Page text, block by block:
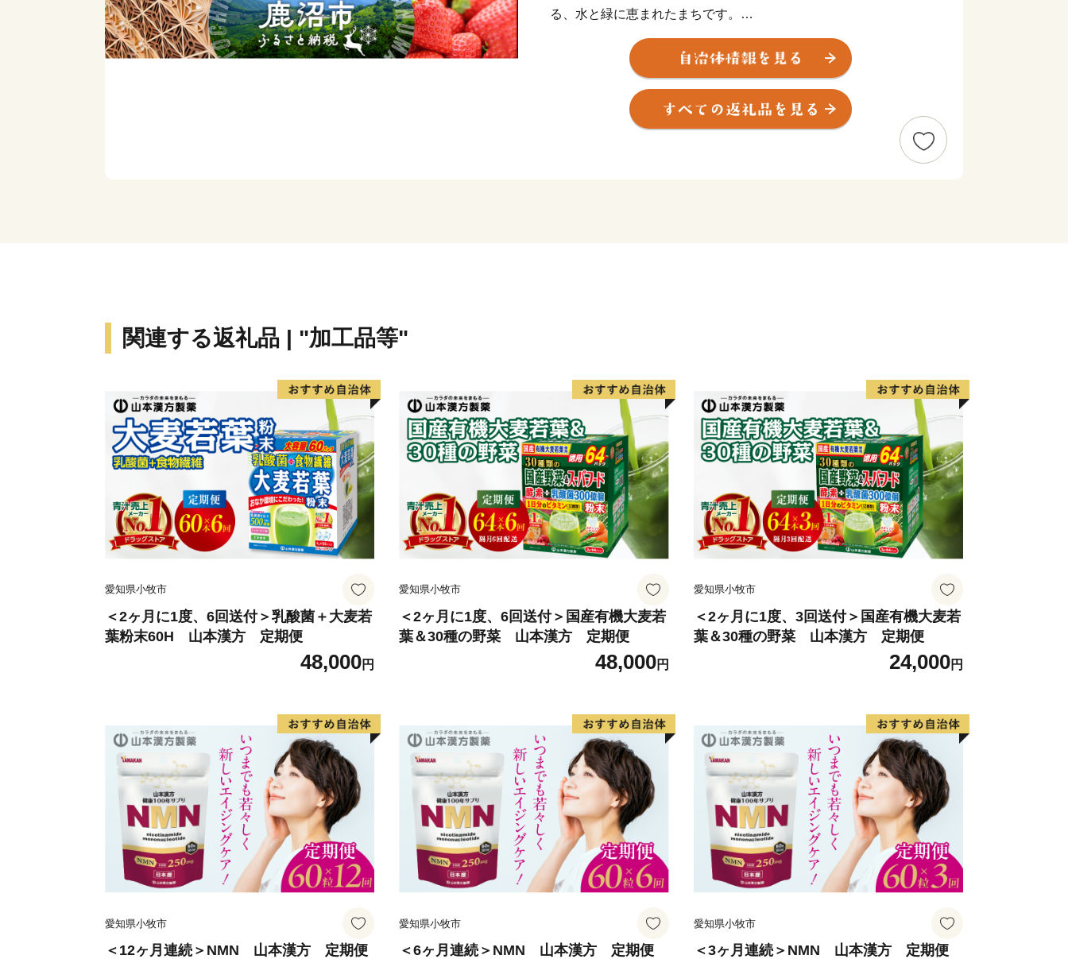
る、水と緑に恵まれたまちです。
かつては日光へと続く街道「例幣使道」が市中心部を貫く宿場町と
して、人の流れと共に栄えてきました。東照宮の造修営に関わった
職人が多く移り住んだとも伝えられ、その技を今に伝える彫刻屋台
は、重要無形民俗文化財でありユネスコ無形文化遺産に登録された
祭りの主役として、今に伝わっています。
自然と文化に彩られたこのまちは、東京からはおよそ100㎞。東北
いします。
関連する返礼品 | "加工品等"
愛知県小牧市
＜2ヶ月に1度、6回送付＞乳酸菌＋大麦若
葉粉末60H 山本漢方 定期便
48,000円
愛知県小牧市
＜2ヶ月に1度、6回送付＞国産有機大麦若
葉＆30種の野菜 山本漢方 定期便
48,000円
愛知県小牧市
＜2ヶ月に1度、3回送付＞国産有機大麦若
葉＆30種の野菜 山本漢方 定期便
24,000円
愛知県小牧市
＜12ヶ月連続＞NMN 山本漢方 定期便
愛知県小牧市
＜6ヶ月連続＞NMN 山本漢方 定期便
愛知県小牧市
＜3ヶ月連続＞NMN 山本漢方 定期便